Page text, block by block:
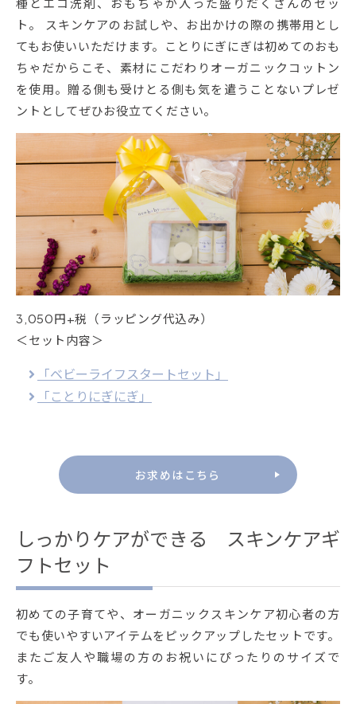
ト。 スキンケアのお試しや、お出かけの際の携帯用とし
てもお使いいただけます。ことりにぎにぎは初めてのおも
ちゃだからこそ、素材にこだわりオーガニックコットン
を使用。贈る側も受けとる側も気を遣うことないプレゼ
ントとしてぜひお役立てください。
3,050円+税（ラッピング代込み）
＜セット内容＞
「ベビーライフスタートセット」
「ことりにぎにぎ」
お求めはこちら
しっかりケアができる スキンケアギ
フトセット
初めての子育てや、オーガニックスキンケア初心者の方
でも使いやすいアイテムをピックアップしたセットです。
またご友人や職場の方のお祝いにぴったりのサイズで
す。